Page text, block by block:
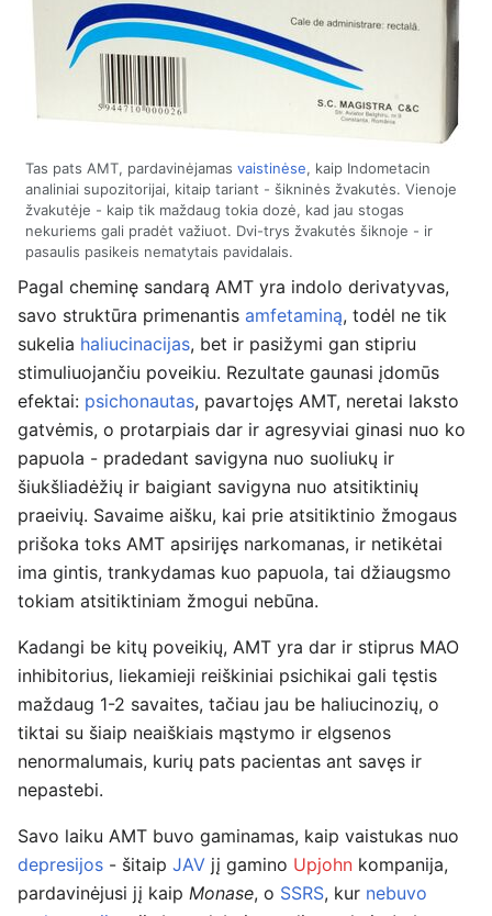
Tas pats AMT, pardavinėjamas vaistinėse, kaip Indometacin
analiniai supozitorijai, kitaip tariant - šikninės žvakutės. Vienoje
žvakutėje - kaip tik maždaug tokia dozė, kad jau stogas
nekuriems gali pradėt važiuot. Dvi-trys žvakutės šiknoje - ir
pasaulis pasikeis nematytais pavidalais.
Pagal cheminę sandarą AMT yra indolo derivatyvas,
savo struktūra primenantis amfetaminą, todėl ne tik
sukelia haliucinacijas, bet ir pasižymi gan stipriu
stimuliuojančiu poveikiu. Rezultate gaunasi įdomūs
efektai: psichonautas, pavartojęs AMT, neretai laksto
gatvėmis, o protarpiais dar ir agresyviai ginasi nuo ko
papuola - pradedant savigyna nuo suoliukų ir
šiukšliadėžių ir baigiant savigyna nuo atsitiktinių
praeivių. Savaime aišku, kai prie atsitiktinio žmogaus
prišoka toks AMT apsirijęs narkomanas, ir netikėtai
ima gintis, trankydamas kuo papuola, tai džiaugsmo
tokiam atsitiktiniam žmogui nebūna.
Kadangi be kitų poveikių, AMT yra dar ir stiprus MAO
inhibitorius, liekamieji reiškiniai psichikai gali tęstis
maždaug 1-2 savaites, tačiau jau be haliucinozių, o
tiktai su šiaip neaiškiais mąstymo ir elgsenos
nenormalumais, kurių pats pacientas ant savęs ir
nepastebi.
Savo laiku AMT buvo gaminamas, kaip vaistukas nuo
depresijos - šitaip JAV jį gamino Upjohn kompanija,
pardavinėjusi jį kaip Monase, o SSRS, kur nebuvo